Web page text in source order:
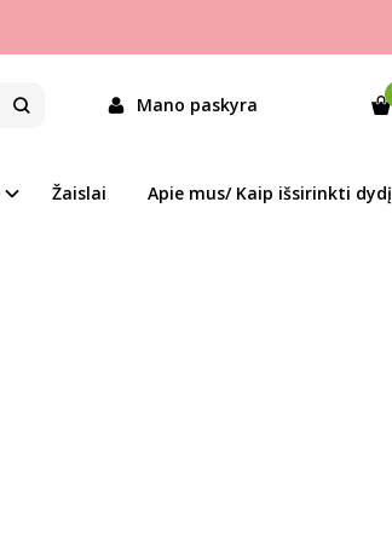
Mano paskyra
Žaislai Apie mus/ Kaip išsirinkti dydį